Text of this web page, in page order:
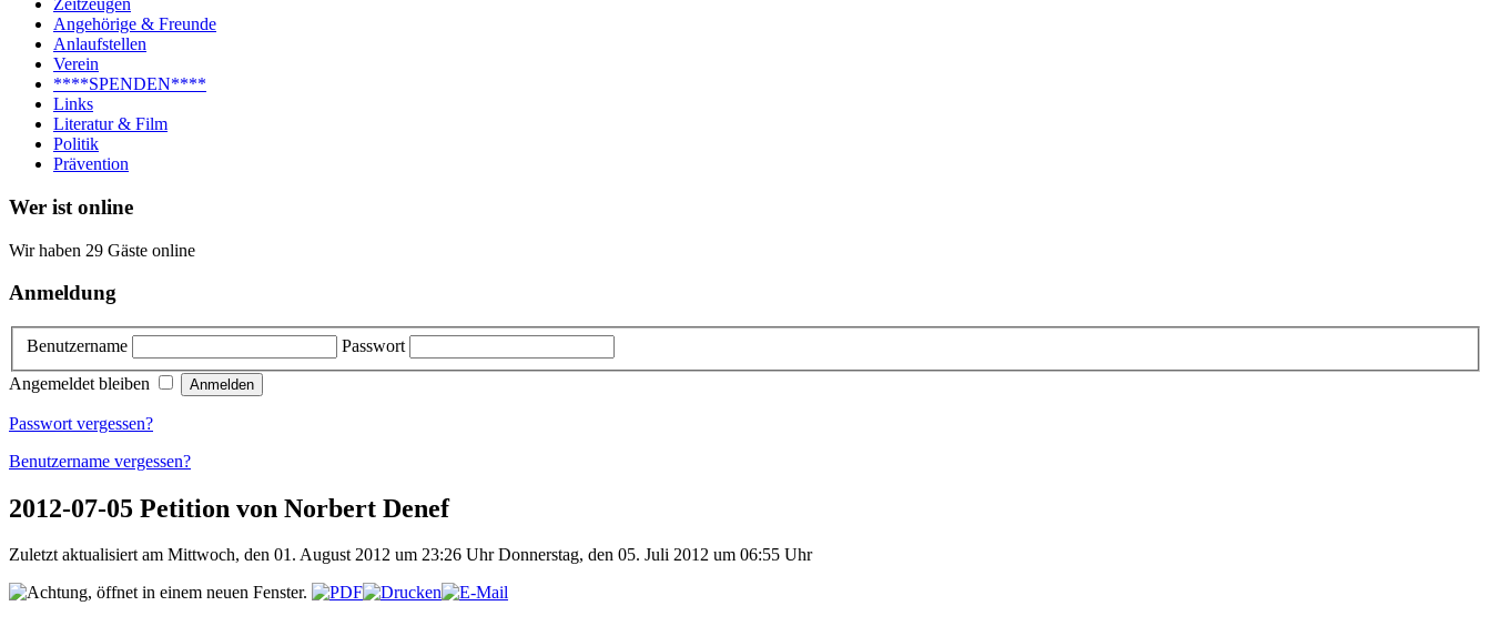
Zeitzeugen
Angehörige & Freunde
Anlaufstellen
Verein
****SPENDEN****
Links
Literatur & Film
Politik
Prävention
Wer ist online
Wir haben 29 Gäste online
Anmeldung
Benutzername
Passwort
Angemeldet bleiben
Passwort vergessen?
Benutzername vergessen?
2012-07-05 Petition von Norbert Denef
Zuletzt aktualisiert am Mittwoch, den 01. August 2012 um 23:26 UhrDonnerstag, den 05. Juli 2012 um 06:55 Uhr